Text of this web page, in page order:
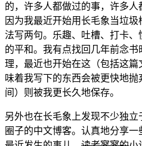
的，许多人都做过的事，许多
因为我最近开始用长毛象当垃
法写两句。乐趣、吐槽、打卡
的平和。我有点找回几年前念书
理，最近也开始在这（包括这
味着我写下的东西会被更快地
间）则被我更长久地保存。
另外也在长毛象上发现不少独
圈子的中文博客。认真地分享